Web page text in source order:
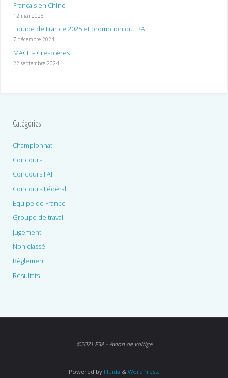
Français en Chine
12 mai 2025
Equipe de France 2025 et promotion du F3A
7 décembre 2024
MACE – Crespières
22 septembre 2024
Catégories
Championnat
Concours
Concours FAI
Concours Fédéral
Equipe de France
Groupe de travail
Jugement
Non classé
Règlement
Résultats
©2021 F3A - Avion de voltige
Powered by Fluida & WordPress.